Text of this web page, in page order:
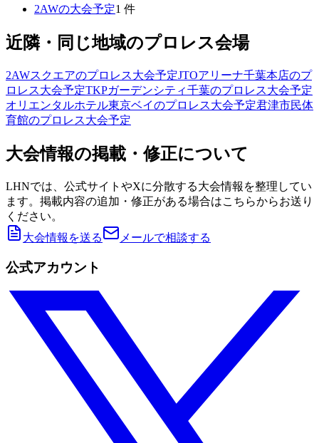
2AWの大会予定1 件
近隣・同じ地域のプロレス会場
2AWスクエアのプロレス大会予定JTOアリーナ千葉本店のプ
ロレス大会予定TKPガーデンシティ千葉のプロレス大会予定
オリエンタルホテル東京ベイのプロレス大会予定君津市民体
育館のプロレス大会予定
大会情報の掲載・修正について
LHNでは、公式サイトやXに分散する大会情報を整理してい
ます。掲載内容の追加・修正がある場合はこちらからお送り
ください。
大会情報を送る
メールで相談する
公式アカウント